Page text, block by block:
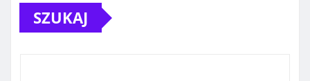
SZUKAJ